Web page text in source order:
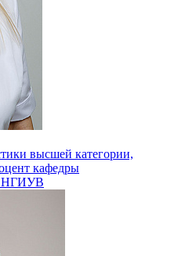
высшей категории,
кафедры
НГИУВ